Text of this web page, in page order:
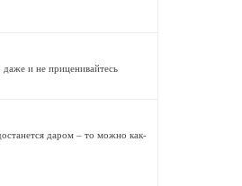
и не приценивайтесь
даром – то можно как-